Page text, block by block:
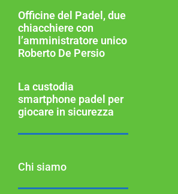
Officine del Padel, due
chiacchiere con
l’amministratore unico
Roberto De Persio
La custodia
smartphone padel per
giocare in sicurezza
Chi siamo